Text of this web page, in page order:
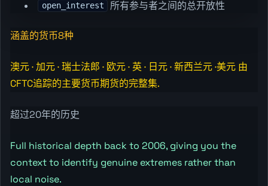
open_interest 所有参与者之间的总开放性
涵盖的货币8种
澳元 · 加元 · 瑞士法郎 · 欧元 · 英 · 日元 · 新西兰元 ·美元 由
CFTC追踪的主要货币期货的完整集.
超过20年的历史
Full historical depth back to 2006, giving you the
context to identify genuine extremes rather than
local noise.